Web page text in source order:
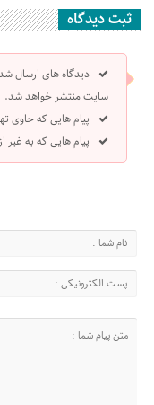
ثبت دیدگاه
دیدگاه های ارسال
سایت منتشر خواهد شد.
پیام هایی که حاوی
پیام هایی که به